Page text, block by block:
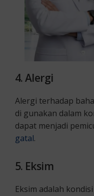
4. Alergi
Alergi terhadap
di gunakan dalam
dapat menjadi
gatal.
5. Eksim
Eksim adalah